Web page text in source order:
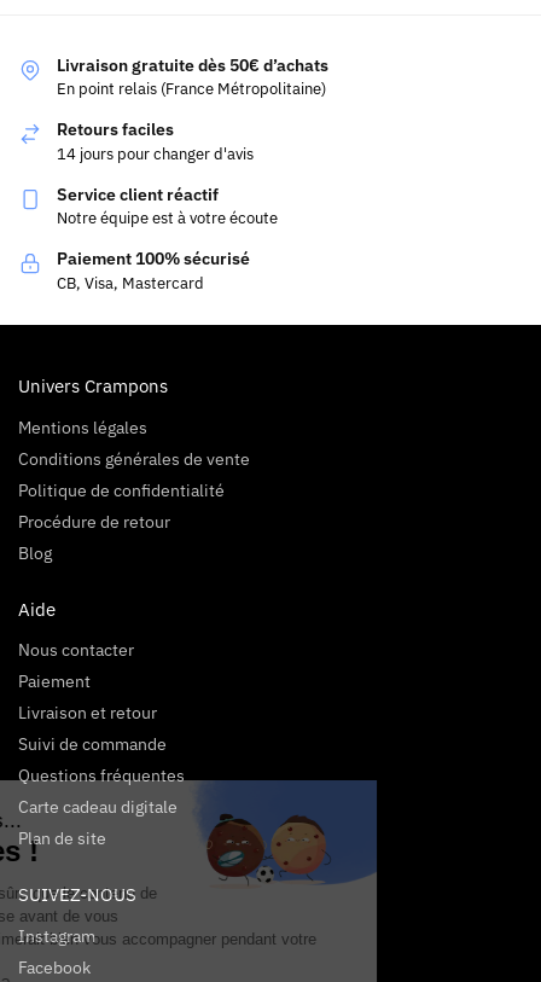
Salut c'est nous...
les Cookies !
On a attendu d'être sûrs que le contenu de
ce site vous intéresse avant de vous
déranger, mais on aimerait bien vous accompagner pendant votre
visite...
Livraison gratuite dès 50€ d’achats
En point relais (France Métropolitaine)
Retours faciles
14 jours pour changer d'avis
Service client réactif
Notre équipe est à votre écoute
Paiement 100% sécurisé
CB, Visa, Mastercard
Univers Crampons
Mentions légales
Conditions générales de vente
Politique de confidentialité
Procédure de retour
Blog
Aide
Nous contacter
Paiement
Livraison et retour
Suivi de commande
Questions fréquentes
Carte cadeau digitale
Plan de site
SUIVEZ-NOUS
Instagram
Facebook